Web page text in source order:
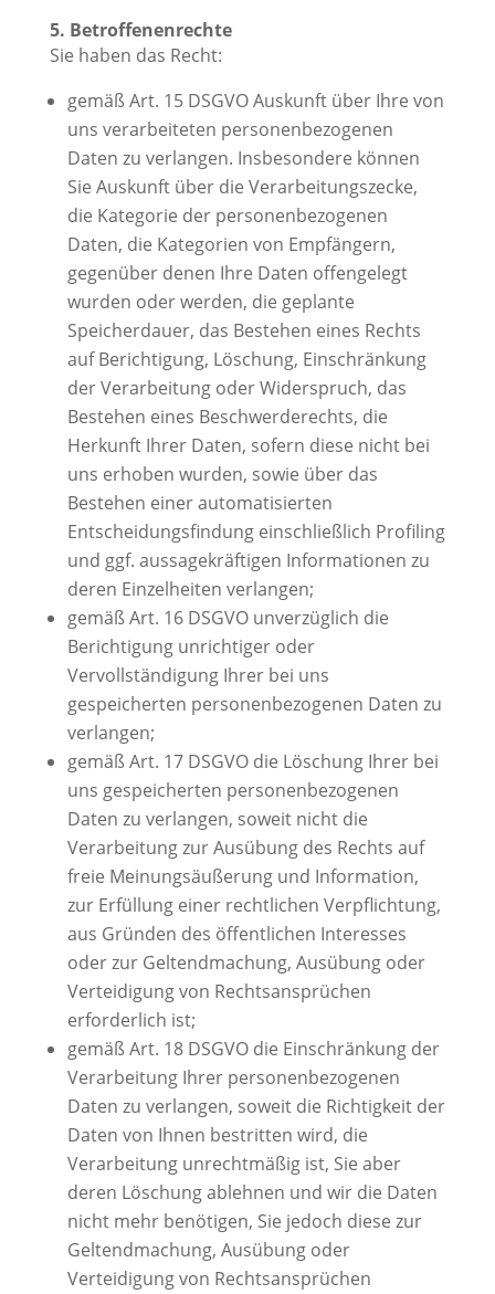
5. Betroffenenrechte
Sie haben das Recht:
gemäß Art. 15 DSGVO Auskunft über Ihre von
uns verarbeiteten personenbezogenen
Daten zu verlangen. Insbesondere können
Sie Auskunft über die Verarbeitungszecke,
die Kategorie der personenbezogenen
Daten, die Kategorien von Empfängern,
gegenüber denen Ihre Daten offengelegt
wurden oder werden, die geplante
Speicherdauer, das Bestehen eines Rechts
auf Berichtigung, Löschung, Einschränkung
der Verarbeitung oder Widerspruch, das
Bestehen eines Beschwerderechts, die
Herkunft Ihrer Daten, sofern diese nicht bei
uns erhoben wurden, sowie über das
Bestehen einer automatisierten
Entscheidungsfindung einschließlich Profiling
und ggf. aussagekräftigen Informationen zu
deren Einzelheiten verlangen;
gemäß Art. 16 DSGVO unverzüglich die
Berichtigung unrichtiger oder
Vervollständigung Ihrer bei uns
gespeicherten personenbezogenen Daten zu
verlangen;
gemäß Art. 17 DSGVO die Löschung Ihrer bei
uns gespeicherten personenbezogenen
Daten zu verlangen, soweit nicht die
Verarbeitung zur Ausübung des Rechts auf
freie Meinungsäußerung und Information,
zur Erfüllung einer rechtlichen Verpflichtung,
aus Gründen des öffentlichen Interesses
oder zur Geltendmachung, Ausübung oder
Verteidigung von Rechtsansprüchen
erforderlich ist;
gemäß Art. 18 DSGVO die Einschränkung der
Verarbeitung Ihrer personenbezogenen
Daten zu verlangen, soweit die Richtigkeit der
Daten von Ihnen bestritten wird, die
Verarbeitung unrechtmäßig ist, Sie aber
deren Löschung ablehnen und wir die Daten
nicht mehr benötigen, Sie jedoch diese zur
Geltendmachung, Ausübung oder
Verteidigung von Rechtsansprüchen